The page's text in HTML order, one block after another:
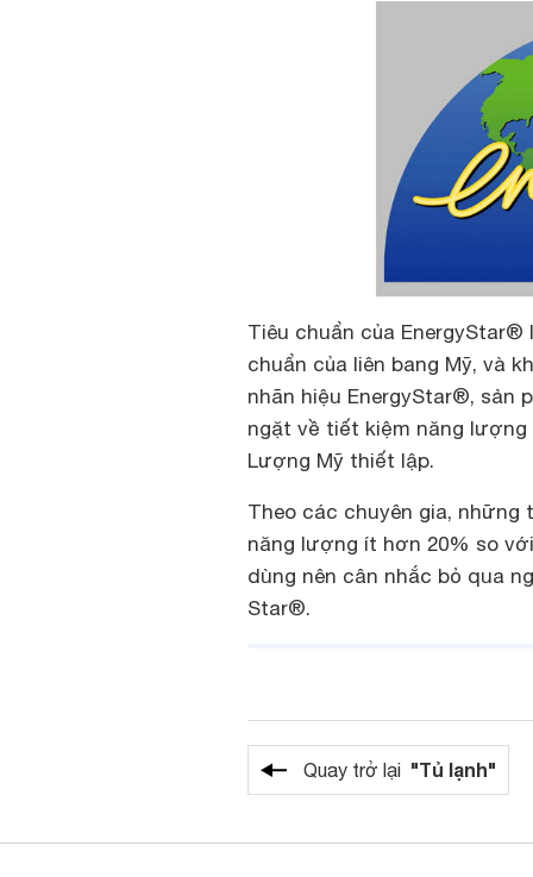
Tiêu chuẩn của
chuẩn của liên bang Mỹ, và
nhãn hiệu EnergyStar®, sản
ngặt về tiết kiệm năng lượng
Lượng Mỹ thiết lập.
Theo các chuyên gia,
năng lượng ít hơn 20% so
dùng nên cân nhắc bỏ qua
Star®.
Quay trở lại "Tủ lạnh"